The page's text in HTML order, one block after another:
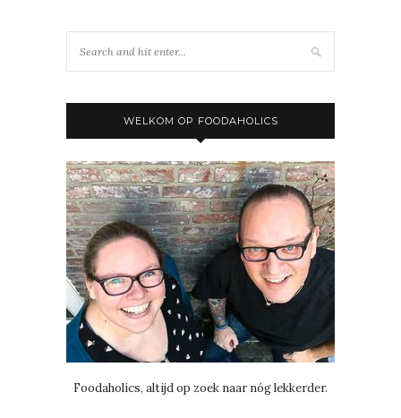
WELKOM OP FOODAHOLICS
Foodaholics, altijd op zoek naar nóg lekkerder.